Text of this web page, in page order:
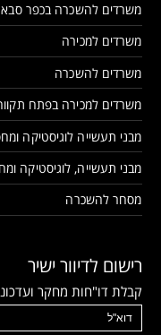
משרדים להשכרה בכפר סבא
משרדים למכירה
משרדים להשכרה
משרדים למכירה בפתח
מבני תעשייה לוגיסטיקה
מבני תעשייה, לוגיסטיקה
מסחר להשכרה
רישום לדיוור ישיר
קבלת דו"חות מחקר